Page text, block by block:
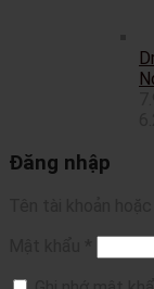
Đăng nhập